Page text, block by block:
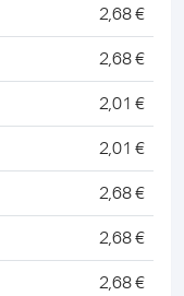
2,68 €
2,68 €
2,01 €
2,01 €
2,68 €
2,68 €
2,68 €